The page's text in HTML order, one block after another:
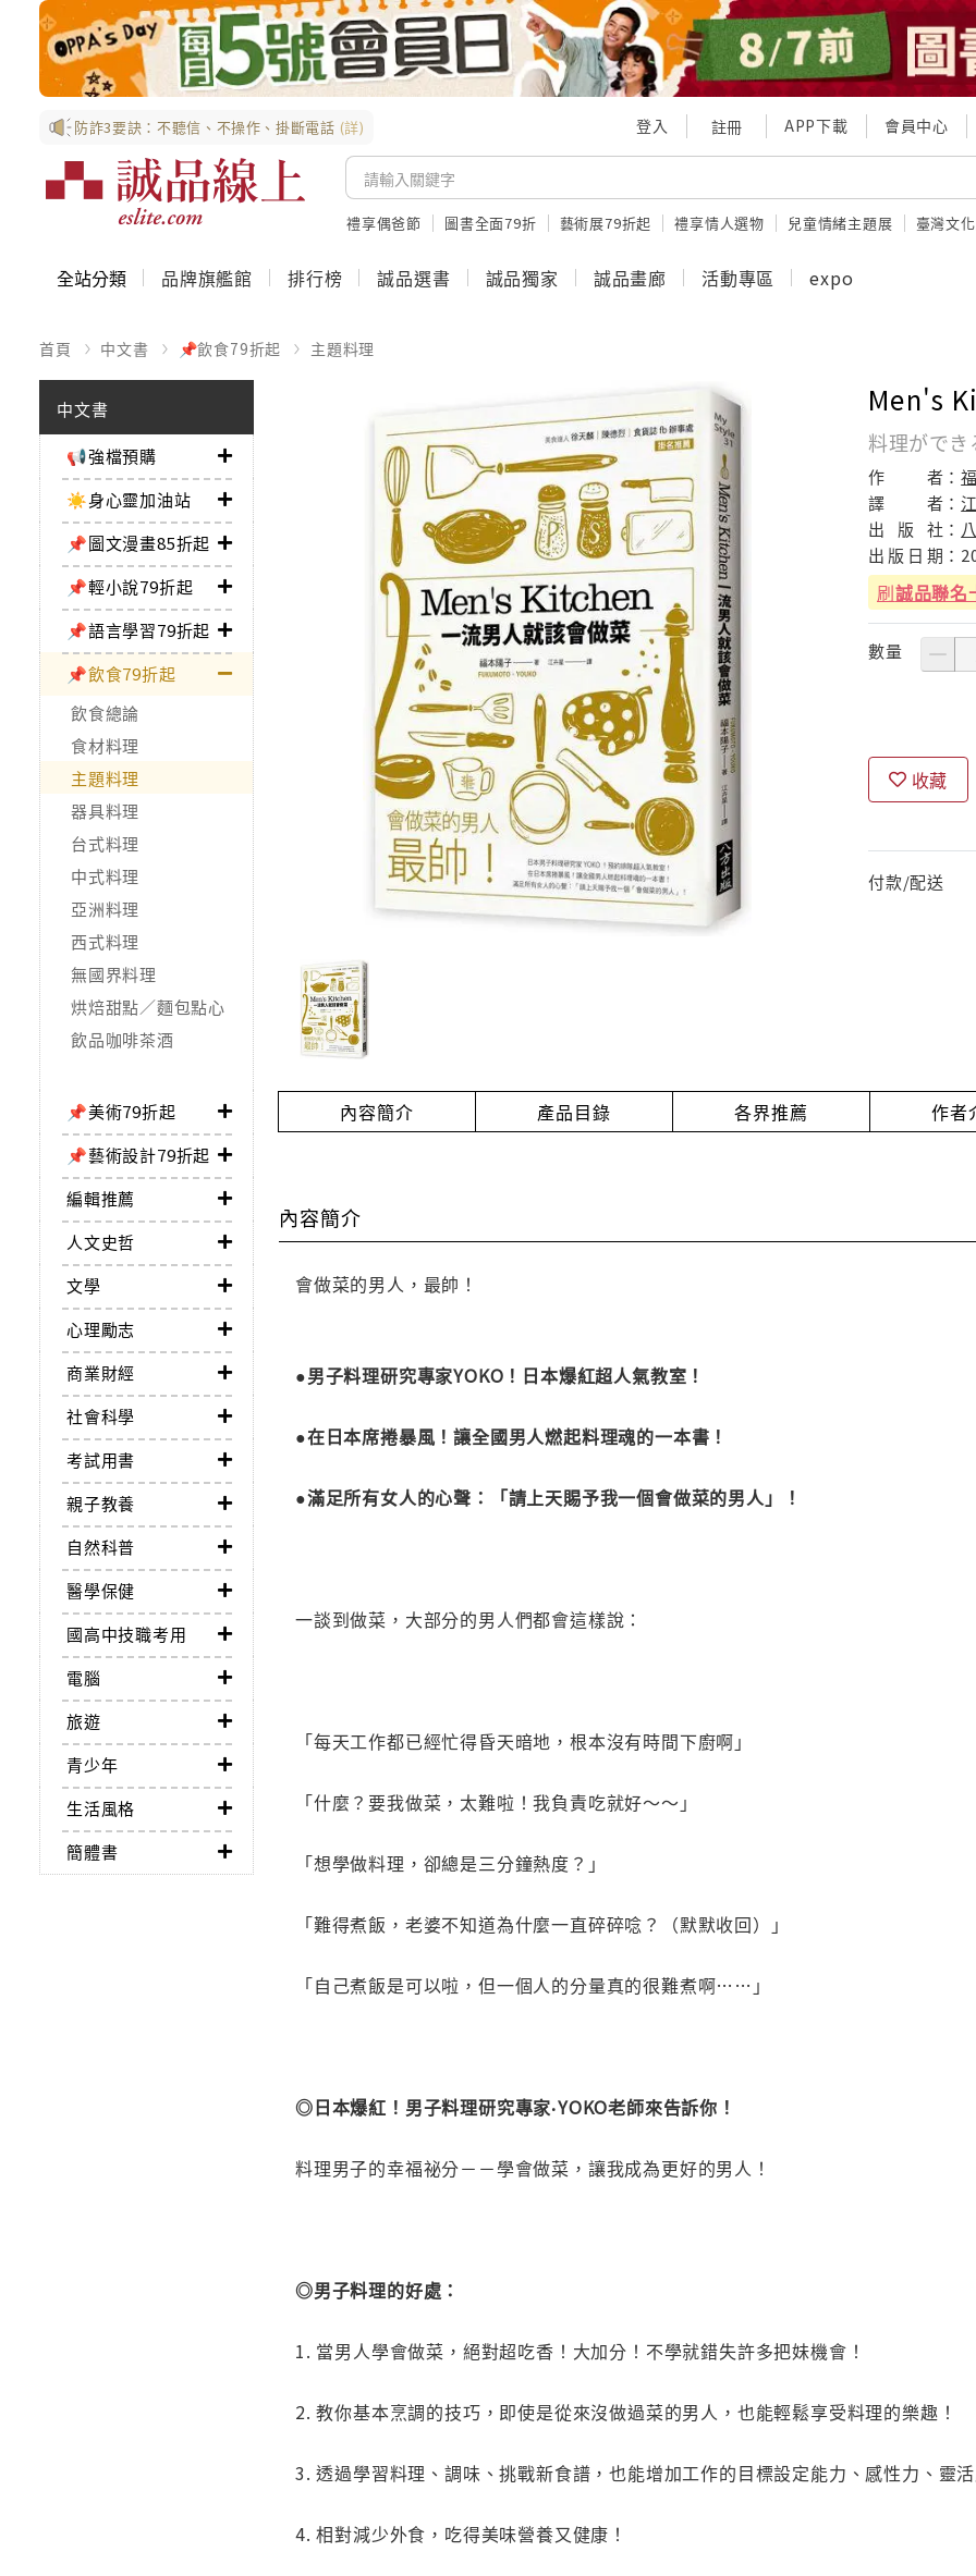
防詐3要訣：不聽信、不操作、掛斷電話 (詳) 登入 註冊 APP下載 會員中心
禮享偶爸節 圖書全面79折 藝術展79折起 禮享情人選物 兒童情緒主題展 臺灣文
全站分類 品牌旗艦館 排行榜 誠品選書 誠品獨家 誠品畫廊 活動專區 expo
首頁 中文書 📌飲食79折起 主題料理
中文書
📢強檔預購
☀️身心靈加油站
📌圖文漫畫85折起
📌輕小說79折起
📌語言學習79折起
📌飲食79折起
飲食總論
食材料理
主題料理
器具料理
台式料理
中式料理
亞洲料理
西式料理
無國界料理
烘焙甜點／麵包點心
飲品咖啡茶酒
📌美術79折起
📌藝術設計79折起
編輯推薦
人文史哲
文學
心理勵志
商業財經
社會科學
考試用書
親子教養
自然科普
醫學保健
國高中技職考用
電腦
旅遊
青少年
生活風格
簡體書
Men's
料理ができ
作 者：
譯
者：
出
版 社：
出 版 日 期：
刷誠品聯名
數量
收藏
付款/配送
內容簡介 產品目錄 各界推薦 作者
內容簡介
會做菜的男人，最帥！
●男子料理研究專家YOKO！日本爆紅超人氣教室！
●在日本席捲暴風！讓全國男人燃起料理魂的一本書！
●滿足所有女人的心聲：「請上天賜予我一個會做菜的男人」！
一談到做菜，大部分的男人們都會這樣說：
「每天工作都已經忙得昏天暗地，根本沒有時間下廚啊」
「什麼？要我做菜，太難啦！我負責吃就好～～」
「想學做料理，卻總是三分鐘熱度？」
「難得煮飯，老婆不知道為什麼一直碎碎唸？（默默收回）」
「自己煮飯是可以啦，但一個人的分量真的很難煮啊……」
◎日本爆紅！男子料理研究專家‧YOKO老師來告訴你！
料理男子的幸福祕分－－學會做菜，讓我成為更好的男人！
◎男子料理的好處：
1. 當男人學會做菜，絕對超吃香！大加分！不學就錯失許多把妹機會！
2. 教你基本烹調的技巧，即使是從來沒做過菜的男人，也能輕鬆享受料理的樂趣！
3. 透過學習料理、調味、挑戰新食譜，也能增加工作的目標設定能力、感性力、靈活
4. 相對減少外食，吃得美味營養又健康！